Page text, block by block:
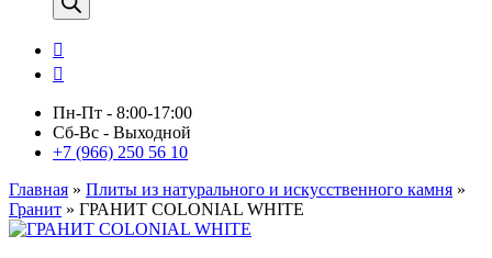
Пн-Пт - 8:00-17:00
Сб-Вс - Выходной
+7 (966) 250 56 10
Главная » Плиты из натурального и искусственного камня »
Гранит » ГРАНИТ COLONIAL WHITE